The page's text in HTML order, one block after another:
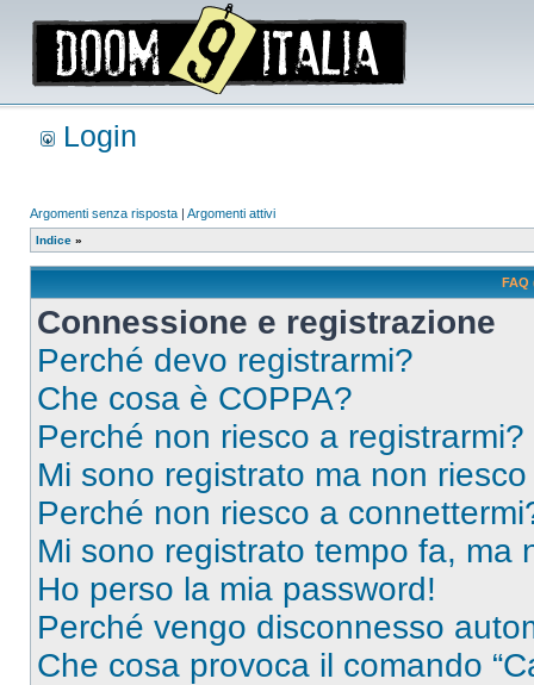
Login
Argomenti senza risposta | Argomenti attivi
Indice »
FAQ
Connessione e registrazione
Perché devo registrarmi?
Che cosa è COPPA?
Perché non riesco a registrarmi?
Mi sono registrato ma non
Perché non riesco a
Mi sono registrato tempo fa, ma
Ho perso la mia password!
Perché vengo disconnesso
Che cosa provoca il comando